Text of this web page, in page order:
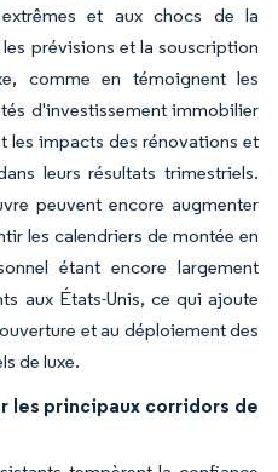
et aux chocs de la
prévisions et la souscription
comme en témoignent les
d'investissement immobilier
les impacts des rénovations et
leurs résultats trimestriels.
peuvent encore augmenter
les calendriers de montée en
étant encore largement
aux États-Unis, ce qui ajoute
et au déploiement des
de luxe.
principaux corridors de